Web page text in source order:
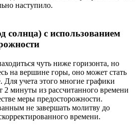
наступило.
солнца) с использованием
чуть ниже горизонта, но
на вершине горы, оно может стать
учета этого многие графики
минуты из рассчитанного времени
меры предосторожности.
не завершать молитву до
времени.